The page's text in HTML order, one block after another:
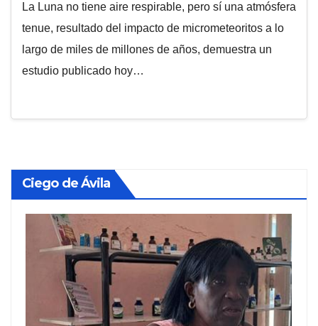
La Luna no tiene aire respirable, pero sí una atmósfera
tenue, resultado del impacto de micrometeoritos a lo
largo de miles de millones de años, demuestra un
estudio publicado hoy…
Ciego de Ávila